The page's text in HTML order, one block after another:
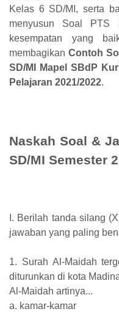
Kelas 6 SD/MI, serta
menyusun Soal PTS
kesempatan yang
membagikan Contoh
SD/MI Mapel SBdP
Pelajaran 2021/2022.
Naskah Soal &
SD/MI Semester
I. Berilah tanda silang
jawaban yang paling
1. Surah Al-Maidah
diturunkan di kota
Al-Maidah artinya...
a. kamar-kamar